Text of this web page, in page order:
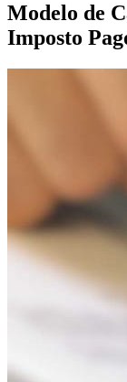
Modelo de
Imposto